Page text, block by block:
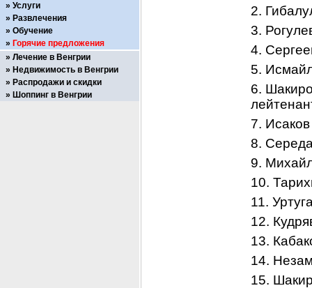
2.
3.
4.
5.
6.
7.
8.
9.
10.
11.
12.
13.
14.
15.
Услуги
Развлечения
Обучение
Горячие предложения
Лечение в Венгрии
Недвижимость в Венгрии
Распродажи и скидки
Шоппинг в Венгрии